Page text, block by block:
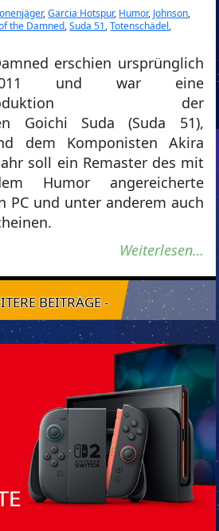
,Garcia Hotspur, Humor, Johnson,
the Damned,Suda 51,Totenschädel,
erschien ursprünglich
und war eine
der
Goichi Suda (Suda 51),
dem Komponisten Akira
soll ein Remaster des mit
Humor angereicherte
PC und unter anderem auch
Weiterlesen…
BEITRÄGE -